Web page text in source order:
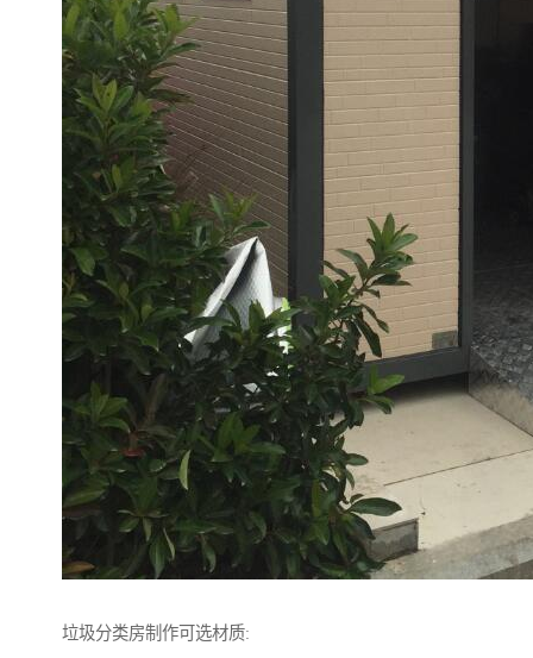
垃圾分类房制作可选材质: